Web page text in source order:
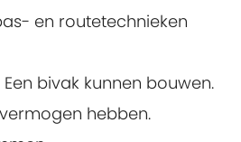
en routetechnieken
bivak kunnen bouwen.
hebben.